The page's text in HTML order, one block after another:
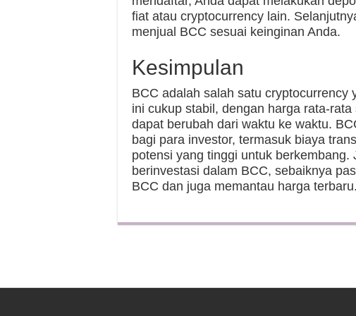
fiat atau cryptocurrency lain.
menjual BCC sesuai keinginan Anda.
Kesimpulan
BCC adalah salah satu cryptocurrency
ini cukup stabil, dengan harga rata-
dapat berubah dari waktu ke waktu.
bagi para investor, termasuk biaya
potensi yang tinggi untuk berkembang.
berinvestasi dalam BCC, sebaiknya
BCC dan juga memantau harga terbaru.